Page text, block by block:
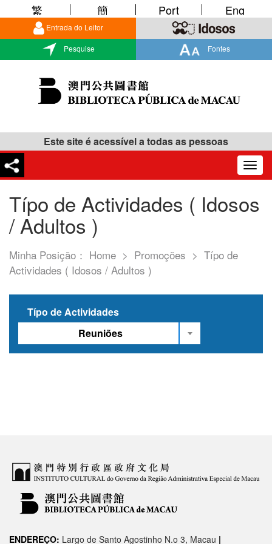
Entrada do Leitor
Pesquise Fontes
繁 簡 Port Eng
Este site é acessível a todas as pessoas
Típo de Actividades ( Idosos
/ Adultos )
Minha Posição： Home > Promoções > Típo de
Actividades ( Idosos / Adultos )
Típo de Actividades
Reuniões
ENDEREÇO: Largo de Santo Agostinho N.o 3, Macau |